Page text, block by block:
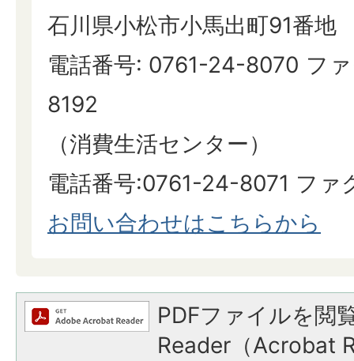
石川県小松市小馬出町91番地
電話番号: 0761-24-8070 フ
8192
（消費生活センター）
電話番号:0761-24-8071 フ
お問い合わせはこちらから
PDFファイルを閲
Reader（Acrobat